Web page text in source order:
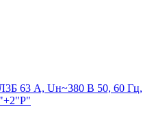
63 А, Uн~380 В 50, 60 Гц,